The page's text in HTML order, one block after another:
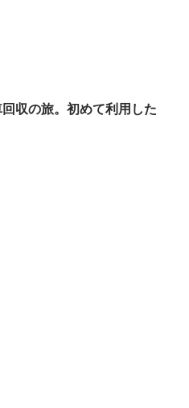
収の旅。初めて利用した